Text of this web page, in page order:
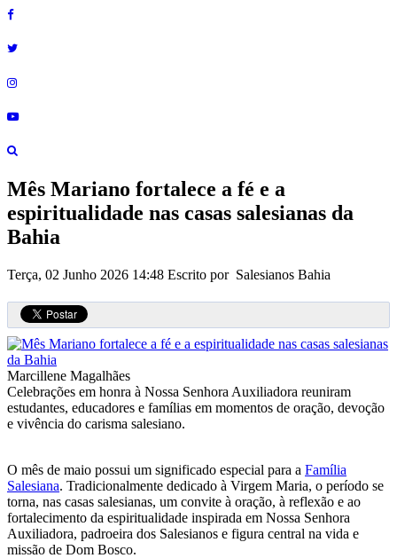
Mês Mariano fortalece a fé e a
espiritualidade nas casas salesianas da
Bahia
Terça, 02 Junho 2026 14:48 Escrito por Salesianos Bahia
Marcillene Magalhães
Celebrações em honra à Nossa Senhora Auxiliadora reuniram
estudantes, educadores e famílias em momentos de oração, devoção
e vivência do carisma salesiano.
O mês de maio possui um significado especial para a Família
Salesiana. Tradicionalmente dedicado à Virgem Maria, o período se
torna, nas casas salesianas, um convite à oração, à reflexão e ao
fortalecimento da espiritualidade inspirada em Nossa Senhora
Auxiliadora, padroeira dos Salesianos e figura central na vida e
missão de Dom Bosco.